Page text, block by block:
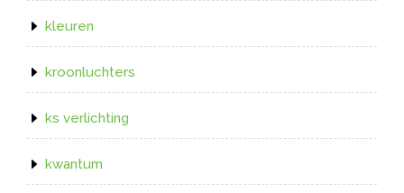
kleuren
kroonluchters
ks verlichting
kwantum